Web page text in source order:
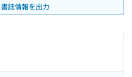
書誌情報を出力